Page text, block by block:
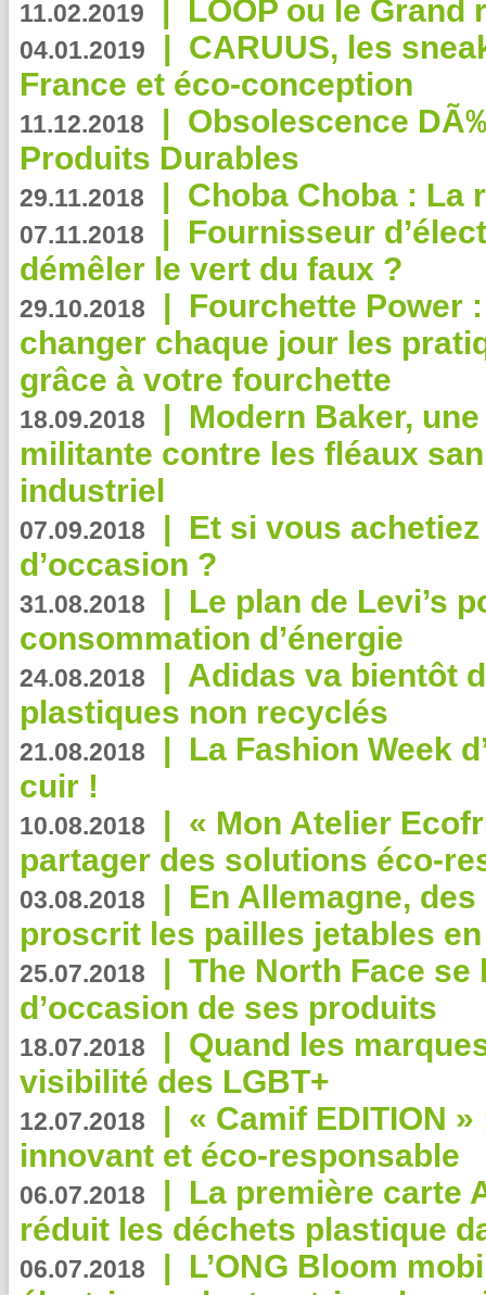
11.02.2019 LOOP ou le
04.01.2019 | CARUUS, les
France et éco-conception
11.12.2018 | Obsolescence
Produits Durables
29.11.2018 | Choba Choba : La
07.11.2018 | Fournisseur
démêler le vert du faux ?
29.10.2018 | Fourchette Power
changer chaque jour les
grâce à votre fourchette
18.09.2018 | Modern Baker,
militante contre les fléaux
industriel
07.09.2018 | Et si vous
d’occasion ?
31.08.2018 | Le plan de Levi’s
consommation d’énergie
24.08.2018 | Adidas va bientôt
plastiques non recyclés
21.08.2018 | La Fashion Week
cuir !
10.08.2018 | « Mon Atelier
partager des solutions éco-
03.08.2018 | En Allemagne,
proscrit les pailles jetables
25.07.2018 | The North Face se
d’occasion de ses produits
18.07.2018 | Quand les
visibilité des LGBT+
12.07.2018 | « Camif EDITION
innovant et éco-responsable
06.07.2018 | La première carte
réduit les déchets plastique
06.07.2018 | L’ONG Bloom